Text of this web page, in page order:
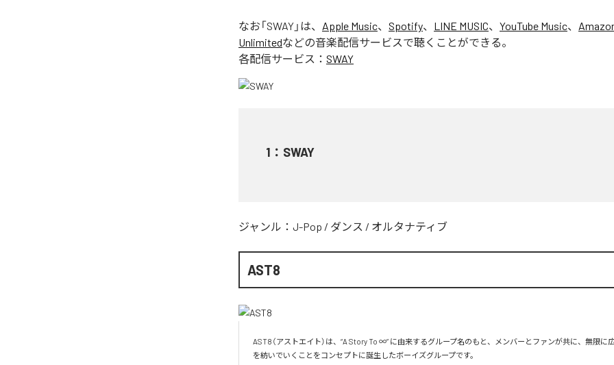
なお「SWAY 」は、 Apple Music、 Spotify、 LINE MUSIC、 YouTube Music、
Unlimitedなどの音楽配信サービスで聴くことができる。
各配信サービス： SWAY
1 ： SWAY
ジャンル： J-Pop / ダンス / オルタナティブ
AST8
AST8（アストエイト）は、“A Story To ∞” に由来するグループ名のもと、メンバーとファンが共に、無限に
を紡いでいくことをコンセプトに誕生したボーイズグループです。